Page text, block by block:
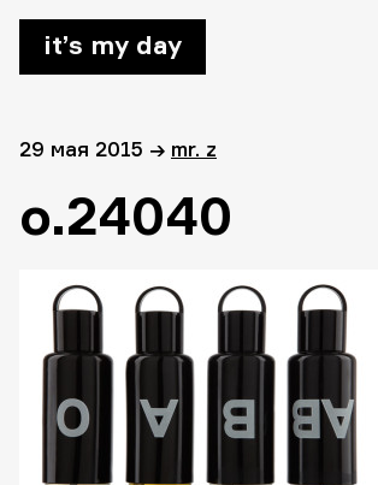
it’s my day
29 мая 2015 → mr. z
o.24040